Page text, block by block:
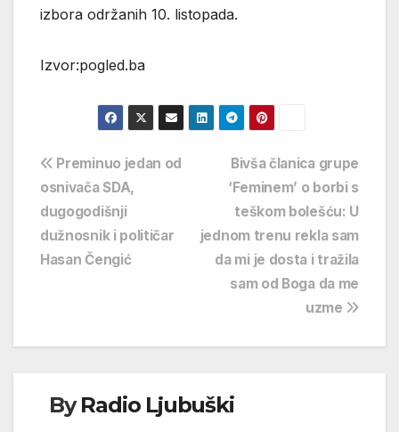
izbora održanih 10. listopada.
Izvor:pogled.ba
Navigacija
objava
Bivša članica grupe
‘Feminem’ o borbi s
teškom bolešću: U
jednom trenu rekla sam
da mi je dosta i tražila
sam od Boga da me
uzme
Preminuo jedan od
osnivača SDA,
dugogodišnji
dužnosnik i političar
Hasan Čengić
ByRadio Ljubuški